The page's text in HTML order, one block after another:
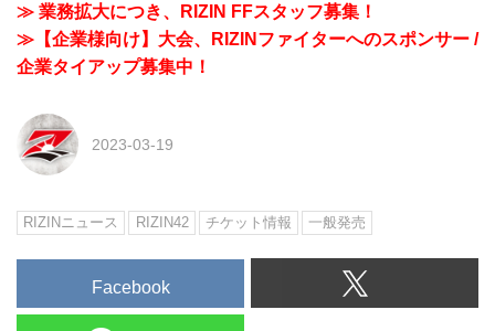
≫ 業務拡大につき、RIZIN FFスタッフ募集！
≫【企業様向け】大会、RIZINファイターへのスポンサー /
企業タイアップ募集中！
2023-03-19
RIZINニュース RIZIN42 チケット情報 一般発売
Facebook